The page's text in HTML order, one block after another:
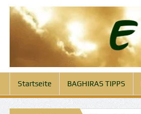
Startseite BAGHIRAS TIPPS